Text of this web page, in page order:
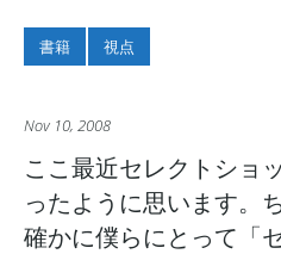
書籍 視点
Nov 10, 2008
ここ最近セレクトショ
ったように思います。
確かに僕らにとって「